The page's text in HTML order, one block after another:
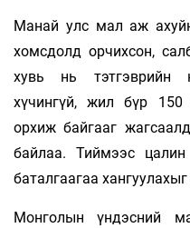
Манай улс мал аж
хомсдолд орчихсон,
хувь нь тэтгэврийн
хүчингүй, жил бүр
орхиж байгааг
байлаа. Тиймээс
баталгаагаа
Монголын үндэсний